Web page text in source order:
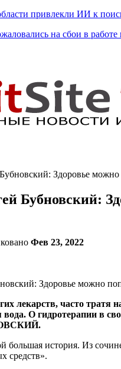
привлекли ИИ к
на сбои в
Здоровье
Бубновский:
Фев 23, 2022
лекарств, часто тратя
О гидротерапии в
большая история. Из
средств».